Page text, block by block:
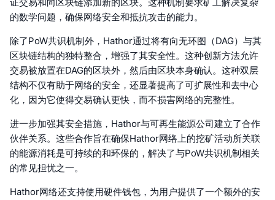
的数学问题，确保网络安全和抵抗攻击的能力。
除了PoW共识机制外，Hathor通过将有向无环图（DAG）与其
区块链结构的独特整合，增强了其安全性。这种创新方法允许
交易被放置在DAG的区块外，然后由区块本身确认。这种双层
结构不仅有助于网络的安全，还显著提高了可扩展性和去中心
化，因为它使得交易确认更快，而不损害网络的完整性。
进一步加强其安全措施，Hathor与可再生能源公司建立了合作
伙伴关系。这些合作旨在确保Hathor网络上的挖矿活动所关联
的能源消耗是可持续的和环保的，解决了与PoW共识机制相关
的常见担忧之一。
Hathor网络还支持使用硬件钱包，为用户提供了一个额外的安